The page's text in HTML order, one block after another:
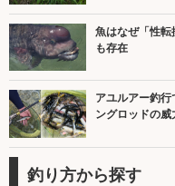
魚はなぜ「性
も存在
アユルアー釣
ングロッドの威
釣り方から探す